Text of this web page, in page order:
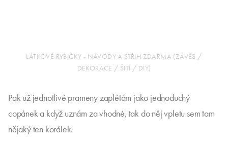
LÁTKOVÉ RYBIČKY - NÁVODY A STŘIH ZDARMA (ZÁVĚS /
DEKORACE / ŠITÍ / DIY)
Pak už jednotlivé prameny zaplétám jako jednoduchý
copánek a když uznám za vhodné, tak do něj vpletu sem tam
nějaký ten korálek.